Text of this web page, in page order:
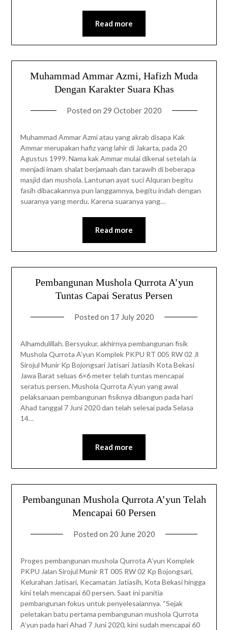
Read more
Muhammad Ammar Azmi, Hafizh Muda
Dengan Karakter Suara Khas
Posted on 29 October 2020
Muhammad Ammar Azmi atau yang akrab disapa Kak
Ammar merupakan hafiz yang lahir di Jakarta, pada 20
Agustus 1999. Nama kak Ammar mulai dikenal setelah ia
menjadi imam shalat berjamaah dan tarawih di beberapa
masjid dan mushola. Lantunan ayat suci Alquran begitu
fasih dibacakannya pun langgamnya, begitu indah dengan
suaranya yang merdu. Karena suaranya yang…
Read more
Pembangunan Mushola Qurrota A’yun
Tuntas Capai Seratus Persen
Posted on 17 July 2020
Alhamdulillah. Bersyukur, akhirnya pembangunan fisik
Mushola Qurrota A’yun Komplek PKPU RT 005 RW 02 Jl
Sirojul Munir Kp Bojongsari Jatisari Jatiasih Kota Bekasi
Jawa Barat seluas 6×6 meter telah tuntas mencapai
seratus persen. Mushola Qurrota A’yun yang awal
pelaksanaan pembangunan fisiknya dibangun pada hari
Ahad tanggal 7 Juni 2020 dan telah selesai pada Selasa
14…
Read more
Pembangunan Mushola Qurrota A’yun Telah
Mencapai 60 Persen
Posted on 20 June 2020
Proges pembangunan mushola Qurrota A’yun Komplek
PKPU Jalan Sirojul Munir RT 005 RW 02 Kp Bojongsari,
Kelurahan Jatisari, Kecamatan Jatiasih, Kota Bekasi hingga
kini telah mencapai 60 persen. Saat ini panitia
pembangunan fokus untuk penyelesaiannya. “Sejak
peletakan batu pertama pembangunan mushola Qurrota
A’yun pada hari Ahad 7 Juni 2020, kini sudah mencapai 60